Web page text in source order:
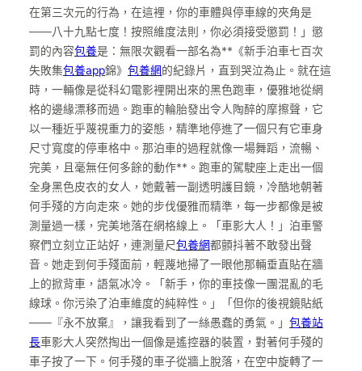
在第三次元的行為，在這裡，你的車體與停車線的夾角是
——八十九點七度！按照維度法則，你必須接受懲罰！」懲
罰的內容包養是：無限次觀看一部名為**《新手泊車七百次
失敗集包養app錦》 包養網的紀錄片，直到哭泣為止。就在這
時，一輛像是從科幻電影裡開出來的黑色跑車，優雅地從網
格的邊緣漂移而過。跑車的輪胎發出令人陶醉的摩擦聲，它
以一種近乎蔑視重力的姿態，精準地停進了一個只有它車身
尺寸寬度的停車格中。那泊車的過程就像一場舞蹈，流暢、
完美，且毫無任何多餘的動作**。跑車的駕駛座上走出一個
全身黑色皮衣的女人，她戴著一副透明護目鏡，冷酷地朝著
何手殘的方向走來。她的步伐優雅而精準，每一步都像是被
測量過一樣，完美地落在網格線上。「車影大人！」泊車警
察們立刻立正站好，連測量尺包養網都顫抖著不敢發出聲
音。她走到何手殘面前，輕蔑地掃了一眼他那輛垂直貼在牆
上的掀背車，語氣冰冷。「新手，你的車技像一團混亂的毛
線球。你污染了泊車維度的純粹性。」「但你的後視鏡貼紙
——『永不放棄』，讓我看到了一絲愚蠢的勇氣。」 包養站
長車影大人突然掏出一個像是遙控器的裝置，對著何手殘的
車子按了一下。何手殘的車子從牆上脫落，在空中旋轉了一